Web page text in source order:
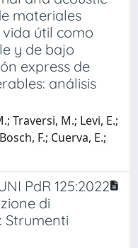
materiales
útil como
y de bajo
express de
análisis
Traversi, M.; Levi, E.;
F.; Cuerva, E.;
PdR 125:2022
di
Strumenti